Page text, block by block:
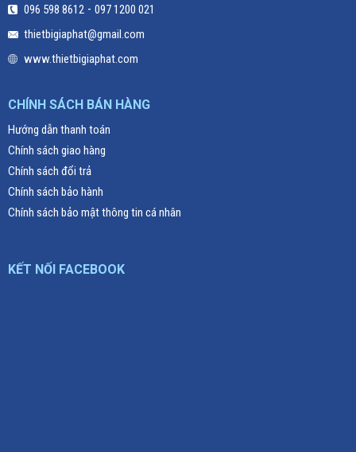
096 598 8612- 097 1200 021
thietbigiaphat@gmail.com
www.thietbigiaphat.com
CHÍNH SÁCH BÁN HÀNG
Hướng dẫn thanh toán
Chính sách giao hàng
Chính sách đổi trả
Chính sách bảo hành
Chính sách bảo mật thông tin cá nhân
KẾT NỐI FACEBOOK